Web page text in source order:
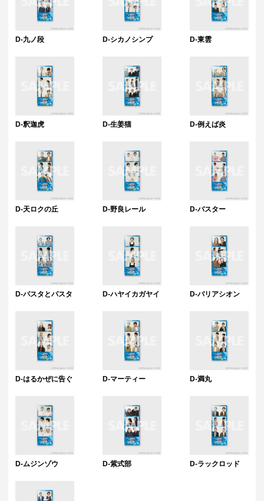
D-九ノ段 D-シカノシンプ D-東雲
D-釈迦虎 D-生姜猫 D-例えば炎
D-天ロクの丘 D-野良レール D-バスター
D-パスタとパスタ D-ハヤイカガヤイ D-バリアシオン
D-はるかぜに告ぐ D-マーティー D-満丸
D-ムジンゾウ D-紫式部 D-ラックロッド